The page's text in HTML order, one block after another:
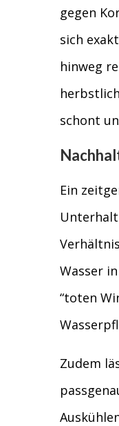
gegen
sich
hinweg
schont
Ein
Wasser
“toten
Zudem